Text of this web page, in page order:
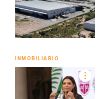
INMOBILIARIO